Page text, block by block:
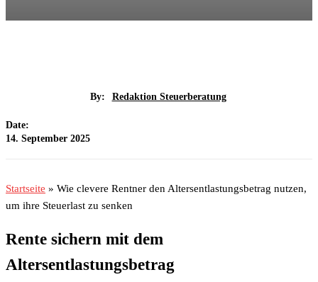
By: Redaktion Steuerberatung
Date:
14. September 2025
Startseite » Wie clevere Rentner den Altersentlastungsbetrag nutzen,
um ihre Steuerlast zu senken
Rente sichern mit dem
Altersentlastungsbetrag